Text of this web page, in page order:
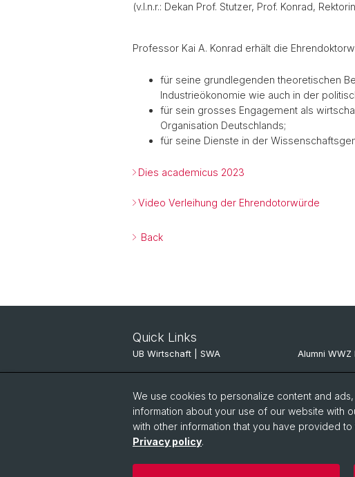
(v.l.n.r.: Dekan Prof. Stutzer, Prof. Konrad,
Professor Kai A. Konrad erhält die
für seine grundlegenden theoretischen
Industrieökonomie wie auch in der
für sein grosses Engagement als
Organisation Deutschlands;
für seine Dienste in der
Dies academicus 2023
Video Verleihung der Ehrendotorwürde
Back
Quick Links
UB Wirtschaft | SWA Alumni WWZ
We use cookies to personalize content and
information about your use of our website with
with other information that you have provided
Privacy policy.